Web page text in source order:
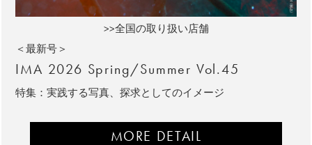
>>全国の取り扱い店舗
＜最新号＞
IMA 2026 Spring/Summer Vol.45
特集：実践する写真、探求としてのイメージ
MORE DETAIL